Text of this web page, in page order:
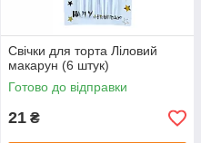
Свічки для торта Ліловий
макарун (6 штук)
Готово до відправки
21 ₴